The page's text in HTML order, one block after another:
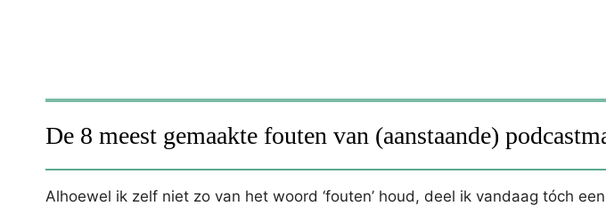
De 8 meest gemaakte fouten van (aanstaande)
Alhoewel ik zelf niet zo van het woord ‘fouten’ houd, deel ik vandaag tóch